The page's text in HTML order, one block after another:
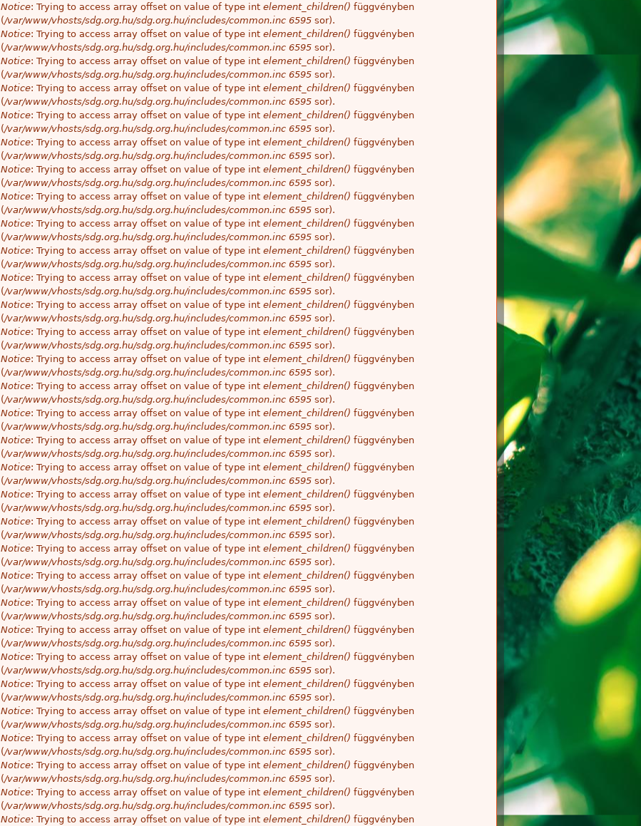
Notice: Trying to access array offset on value of type int element_children() függvényben
(/var/www/vhosts/sdg.org.hu/sdg.org.hu/includes/common.inc 6595 sor).
Notice: Trying to access array offset on value of type int element_children() függvényben
(/var/www/vhosts/sdg.org.hu/sdg.org.hu/includes/common.inc 6595 sor).
Notice: Trying to access array offset on value of type int element_children() függvényben
(/var/www/vhosts/sdg.org.hu/sdg.org.hu/includes/common.inc 6595 sor).
Notice: Trying to access array offset on value of type int element_children() függvényben
(/var/www/vhosts/sdg.org.hu/sdg.org.hu/includes/common.inc 6595 sor).
Notice: Trying to access array offset on value of type int element_children() függvényben
(/var/www/vhosts/sdg.org.hu/sdg.org.hu/includes/common.inc 6595 sor).
Notice: Trying to access array offset on value of type int element_children() függvényben
(/var/www/vhosts/sdg.org.hu/sdg.org.hu/includes/common.inc 6595 sor).
Notice: Trying to access array offset on value of type int element_children() függvényben
(/var/www/vhosts/sdg.org.hu/sdg.org.hu/includes/common.inc 6595 sor).
Notice: Trying to access array offset on value of type int element_children() függvényben
(/var/www/vhosts/sdg.org.hu/sdg.org.hu/includes/common.inc 6595 sor).
Notice: Trying to access array offset on value of type int element_children() függvényben
(/var/www/vhosts/sdg.org.hu/sdg.org.hu/includes/common.inc 6595 sor).
Notice: Trying to access array offset on value of type int element_children() függvényben
(/var/www/vhosts/sdg.org.hu/sdg.org.hu/includes/common.inc 6595 sor).
Notice: Trying to access array offset on value of type int element_children() függvényben
(/var/www/vhosts/sdg.org.hu/sdg.org.hu/includes/common.inc 6595 sor).
Notice: Trying to access array offset on value of type int element_children() függvényben
(/var/www/vhosts/sdg.org.hu/sdg.org.hu/includes/common.inc 6595 sor).
Notice: Trying to access array offset on value of type int element_children() függvényben
(/var/www/vhosts/sdg.org.hu/sdg.org.hu/includes/common.inc 6595 sor).
Notice: Trying to access array offset on value of type int element_children() függvényben
(/var/www/vhosts/sdg.org.hu/sdg.org.hu/includes/common.inc 6595 sor).
Notice: Trying to access array offset on value of type int element_children() függvényben
(/var/www/vhosts/sdg.org.hu/sdg.org.hu/includes/common.inc 6595 sor).
Notice: Trying to access array offset on value of type int element_children() függvényben
(/var/www/vhosts/sdg.org.hu/sdg.org.hu/includes/common.inc 6595 sor).
Notice: Trying to access array offset on value of type int element_children() függvényben
(/var/www/vhosts/sdg.org.hu/sdg.org.hu/includes/common.inc 6595 sor).
Notice: Trying to access array offset on value of type int element_children() függvényben
(/var/www/vhosts/sdg.org.hu/sdg.org.hu/includes/common.inc 6595 sor).
Notice: Trying to access array offset on value of type int element_children() függvényben
(/var/www/vhosts/sdg.org.hu/sdg.org.hu/includes/common.inc 6595 sor).
Notice: Trying to access array offset on value of type int element_children() függvényben
(/var/www/vhosts/sdg.org.hu/sdg.org.hu/includes/common.inc 6595 sor).
Notice: Trying to access array offset on value of type int element_children() függvényben
(/var/www/vhosts/sdg.org.hu/sdg.org.hu/includes/common.inc 6595 sor).
Notice: Trying to access array offset on value of type int element_children() függvényben
(/var/www/vhosts/sdg.org.hu/sdg.org.hu/includes/common.inc 6595 sor).
Notice: Trying to access array offset on value of type int element_children() függvényben
(/var/www/vhosts/sdg.org.hu/sdg.org.hu/includes/common.inc 6595 sor).
Notice: Trying to access array offset on value of type int element_children() függvényben
(/var/www/vhosts/sdg.org.hu/sdg.org.hu/includes/common.inc 6595 sor).
Notice: Trying to access array offset on value of type int element_children() függvényben
(/var/www/vhosts/sdg.org.hu/sdg.org.hu/includes/common.inc 6595 sor).
Notice: Trying to access array offset on value of type int element_children() függvényben
(/var/www/vhosts/sdg.org.hu/sdg.org.hu/includes/common.inc 6595 sor).
Notice: Trying to access array offset on value of type int element_children() függvényben
(/var/www/vhosts/sdg.org.hu/sdg.org.hu/includes/common.inc 6595 sor).
Notice: Trying to access array offset on value of type int element_children() függvényben
(/var/www/vhosts/sdg.org.hu/sdg.org.hu/includes/common.inc 6595 sor).
Notice: Trying to access array offset on value of type int element_children() függvényben
(/var/www/vhosts/sdg.org.hu/sdg.org.hu/includes/common.inc 6595 sor).
Notice: Trying to access array offset on value of type int element_children() függvényben
(/var/www/vhosts/sdg.org.hu/sdg.org.hu/includes/common.inc 6595 sor).
Notice: Trying to access array offset on value of type int element_children() függvényben